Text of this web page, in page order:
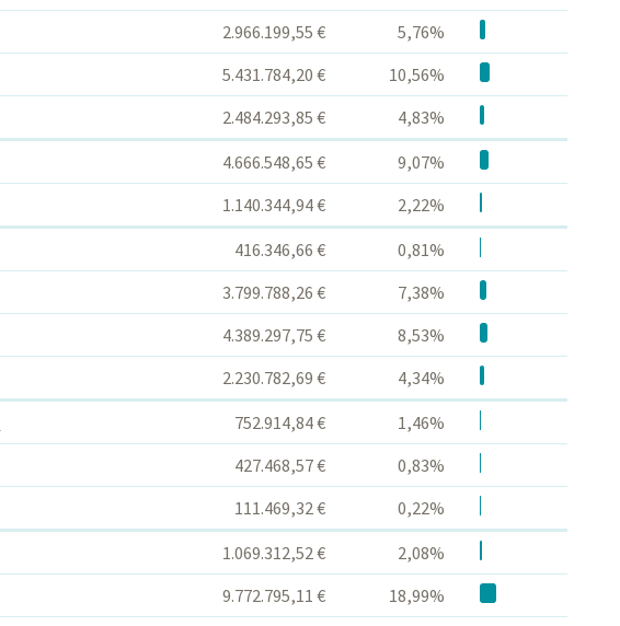
2.966.199,55 €
5,76%
5.431.784,20 €
10,56%
2.484.293,85 € 4,83%
4.666.548,65 €
9,07%
1.140.344,94 € 2,22%
416.346,66 €
0,81%
3.799.788,26 €
7,38%
4.389.297,75 €
8,53%
2.230.782,69 € 4,34%
752.914,84 €
1,46%
427.468,57 €
0,83%
111.469,32 € 0,22%
1.069.312,52 €
2,08%
9.772.795,11 €
18,99%